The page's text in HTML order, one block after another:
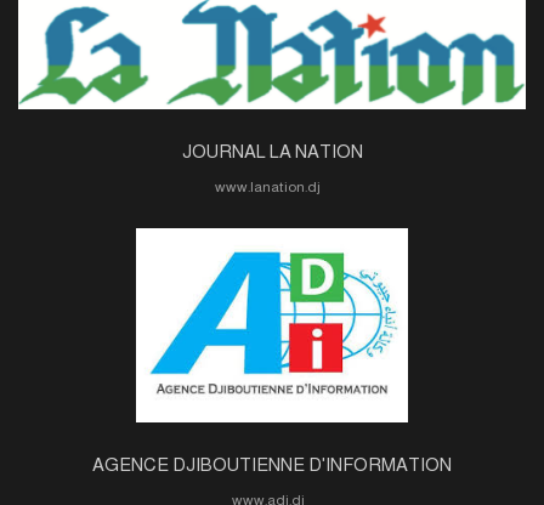
JOURNAL LA NATION
AGENCE DJIBOUTIENNE D'INFORMATION